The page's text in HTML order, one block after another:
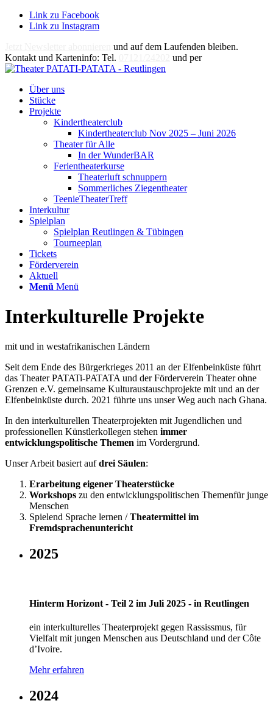
Link zu Facebook
Link zu Instagram
und auf dem Laufenden bleiben.
Kontakt und Karteninfo: Tel.
und per
Über uns
Stücke
Projekte
Kindertheaterclub
Kindertheaterclub Nov 2025 – Juni 2026
Theater für Alle
In der WunderBAR
Ferientheaterkurse
Theaterluft schnuppern
Sommerliches Ziegentheater
TeenieTheaterTreff
Interkultur
Spielplan
Spielplan Reutlingen & Tübingen
Tourneeplan
Tickets
Förderverein
Aktuell
Menü Menü
Interkulturelle Projekte
mit und in westafrikanischen Ländern
Seit dem Ende des Bürgerkrieges 2011 an der Elfenbeinküste führt
das Theater PATATi-PATATA und der Förderverein Theater ohne
Grenzen e.V. gemeinsame Kulturaustauschprojekte mit und an der
Elfenbeinküste durch. 2021 führte uns unser Weg auch nach Ghana.
In den interkulturellen Theaterprojekten mit Jugendlichen und
professionellen Künstlerkollegen stehen immer
entwicklungspolitische Themen im Vordergrund.
Unser Arbeit basiert aufdrei Säulen:
Erarbeitung eigener Theaterstücke
Workshops zu den entwicklungspolitischen Themenfür junge
Menschen
Spielend Sprache lernen /Theatermittel im
Fremdsprachenuntericht
2025
Hinterm Horizont - Teil 2 im Juli 2025 - in Reutlingen
ein interkulturelles Theaterprojekt gegen Rassissmus, für
Vielfalt mit jungen Menschen aus Deutschland und der Côte
d’Ivoire.
Mehr erfahren
2024